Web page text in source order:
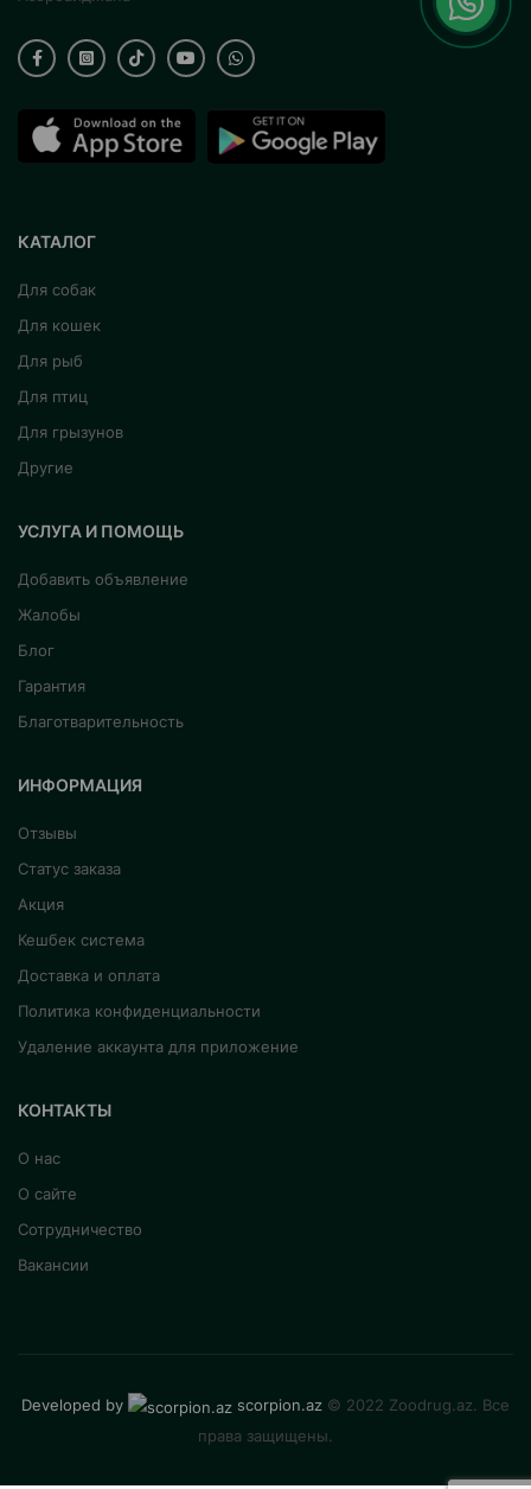
КАТАЛОГ
Для собак
Для кошек
Для рыб
Для птиц
Для грызунов
Другие
УСЛУГА И ПОМОЩЬ
Добавить объявление
Жалобы
Блог
Гарантия
Благотварительность
ИНФОРМАЦИЯ
Отзывы
Статус заказа
Акция
Кешбек система
Доставка и оплата
Политика конфиденциальности
Удаление аккаунта для приложение
КОНТАКТЫ
О нас
О сайте
Сотрудничество
Вакансии
Developed by scorpion.az © 2022 Zoodrug.az. Все
права защищены.